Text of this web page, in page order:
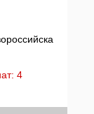
4